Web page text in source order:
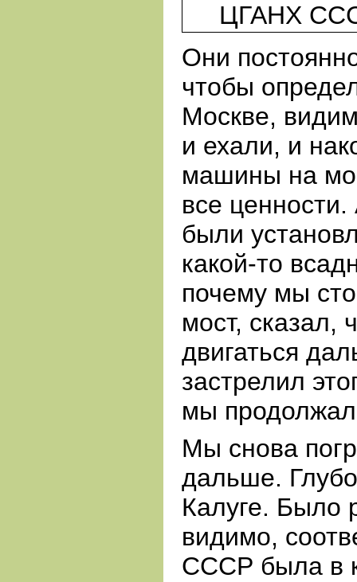
ЦГАНХ
Они
чтобы
Москве,
и ехали, и
машины на
все ценности.
были
какой-то
почему мы
мост, сказал,
двигаться
застрелил
мы
Мы снова
дальше.
Калуге. Было
видимо,
СССР была в